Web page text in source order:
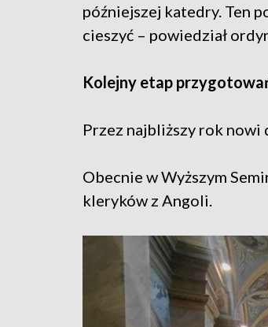
późniejszej katedry. Ten
cieszyć – powiedział
Kolejny etap
Przez najbliższy rok nowi
Obecnie w Wyższym
kleryków z Angoli.